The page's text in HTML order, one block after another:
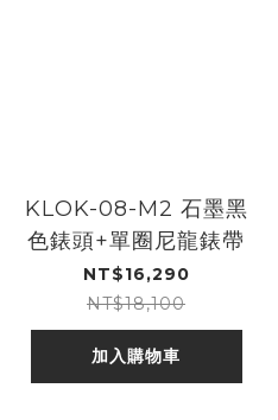
KLOK-08-M2 石墨黑
色錶頭+單圈尼龍錶帶
NT$16,290
NT$18,100
加入購物車